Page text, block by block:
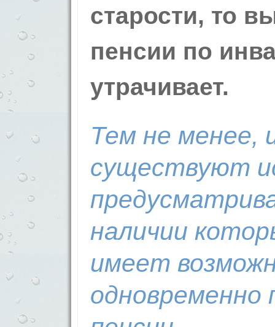
старости, то
пенсии по
утрачивает.
Тем не менее,
существуют
наличии
имеет
одновременно